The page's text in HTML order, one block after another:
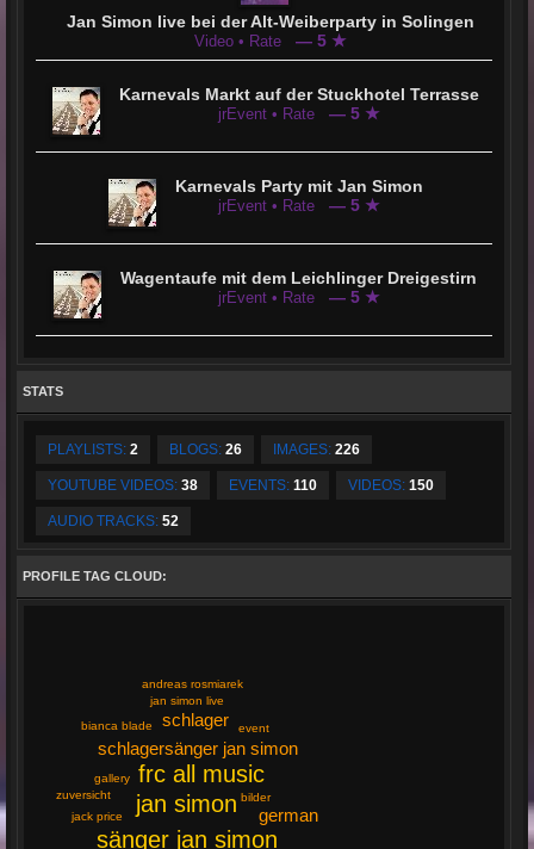
Jan Simon live bei der Alt-Weiberparty in Solingen
Video • Rate — 5 ★
Karnevals Markt auf der Stuckhotel Terrasse
jrEvent • Rate — 5 ★
Karnevals Party mit Jan Simon
jrEvent • Rate — 5 ★
Wagentaufe mit dem Leichlinger Dreigestirn
jrEvent • Rate — 5 ★
STATS
PLAYLISTS: 2 BLOGS: 26 IMAGES: 226
YOUTUBE VIDEOS: 38 EVENTS: 110 VIDEOS: 150
AUDIO TRACKS: 52
PROFILE TAG CLOUD:
jan simon
sänger jan simon
frc all music
schlagersänger jan simon
schlager
german
jan simon live
jack price
bilder
zuversicht
bianca blade
andreas rosmiarek
gallery
event